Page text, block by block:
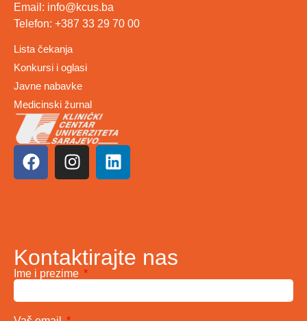
Email: info@kcus.ba
Telefon: +387 33 29 70 00
Lista čekanja
Konkursi i oglasi
Javne nabavke
Medicinski žurnal
Kontaktirajte nas
Ime i prezime